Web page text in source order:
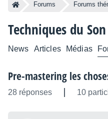
Forums Forums
Techniques du Son
News Articles Médias
Pre-mastering les
28 réponses 10